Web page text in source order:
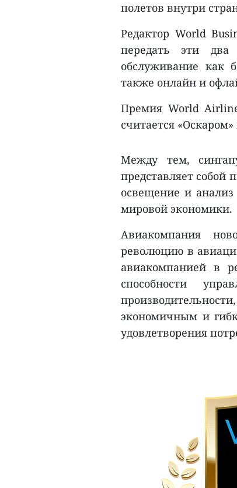
полетов внутри
Редактор World
передать эти
обслуживание как
также онлайн и
Премия World
считается
Между тем,
представляет
освещение и
мировой экономики.
Авиакомпания
революцию в
авиакомпанией в
способности
экономичным и
удовлетворения